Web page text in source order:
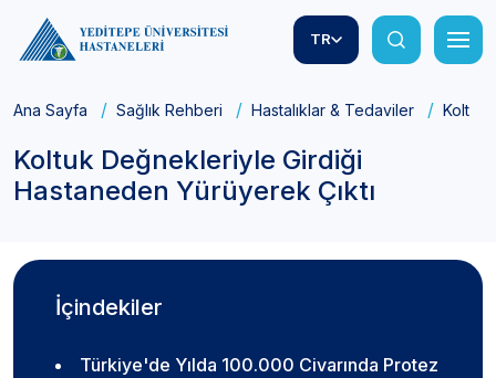
TR
Ana Sayfa Sağlık Rehberi Hastalıklar & Tedaviler Koltuk
Koltuk Değnekleriyle Girdiği
Hastaneden Yürüyerek Çıktı
İçindekiler
Türkiye'de Yılda 100.000 Civarında Protez